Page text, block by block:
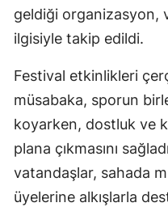
geldiği organizasyon,
ilgisiyle takip edildi.
Festival etkinlikleri
müsabaka, sporun
koyarken, dostluk ve
plana çıkmasını
vatandaşlar, sahada
üyelerine alkışlarla